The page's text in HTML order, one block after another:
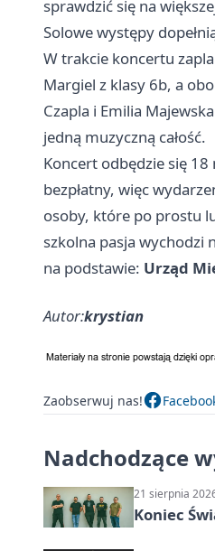
sprawdzić się na
Solowe występy
W trakcie koncertu
Margiel z klasy 6b, a
Czapla i Emilia
jedną muzyczną całość.
Koncert odbędzie się
bezpłatny, więc
osoby, które po prostu
szkolna pasja wychodzi
na podstawie: Urząd
Autor:krystian
Zaobserwuj nas!
Nadchodzące
21 sierpnia
Koniec